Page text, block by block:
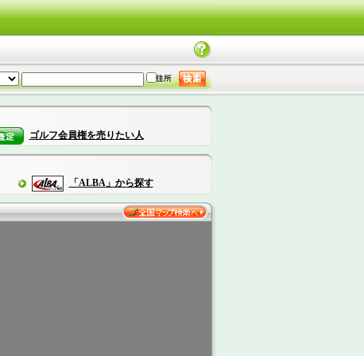
ゴルフ会員権を売りたい人
「ALBA」から探す